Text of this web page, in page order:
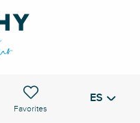
Voir les favoris ES